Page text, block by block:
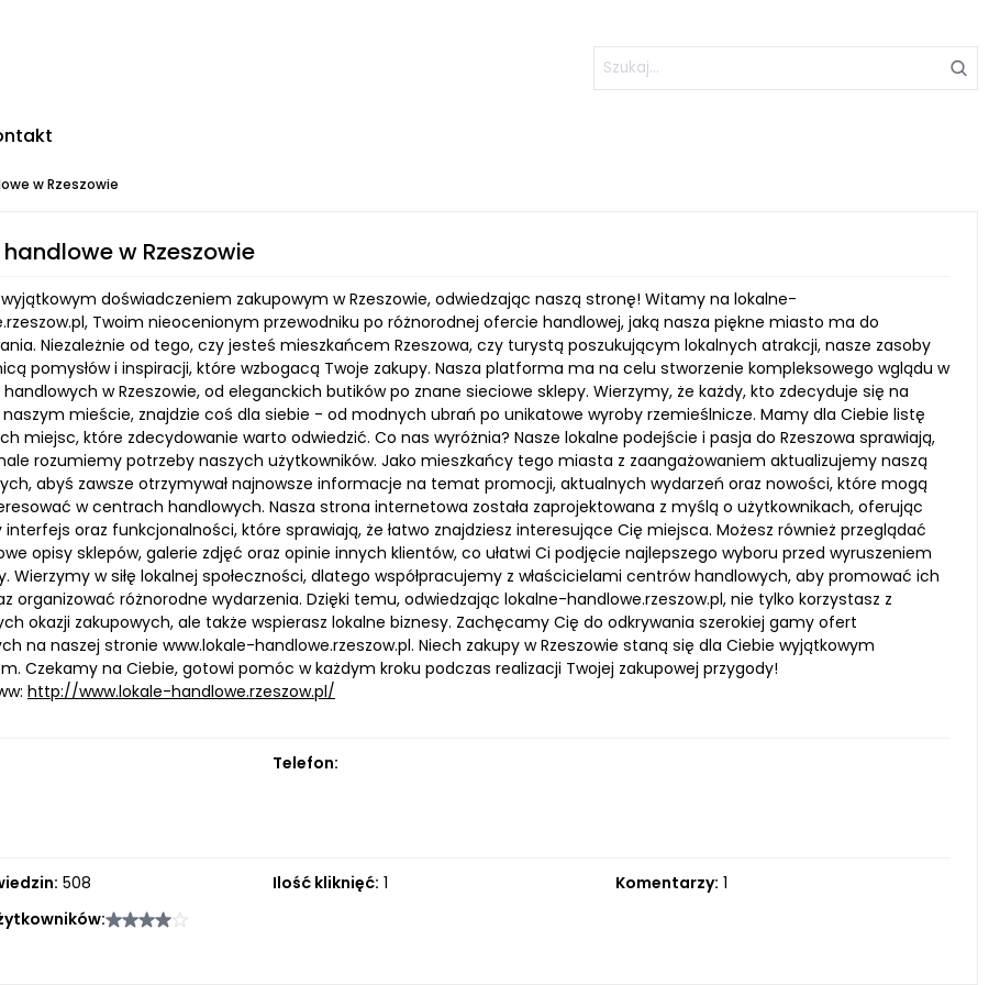
w Rzeszowie
w Rzeszowie
doświadczeniem zakupowym w Rzeszowie, odwiedzając naszą stronę! Witamy na lokalne-
Twoim nieocenionym przewodniku po różnorodnej ofercie handlowej, jaką nasza piękne miasto ma do
Niezależnie od tego, czy jesteś mieszkańcem Rzeszowa, czy turystą poszukującym lokalnych atrakcji, nasze zasoby
pomysłów i inspiracji, które wzbogacą Twoje zakupy. Nasza platforma ma na celu stworzenie kompleksowego wglądu w
w Rzeszowie, od eleganckich butików po znane sieciowe sklepy. Wierzymy, że każdy, kto zdecyduje się na
naszym mieście, znajdzie coś dla siebie - od modnych ubrań po unikatowe wyroby rzemieślnicze. Mamy dla Ciebie listę
miejsc, które zdecydowanie warto odwiedzić. Co nas wyróżnia? Nasze lokalne podejście i pasja do Rzeszowa sprawiają,
rozumiemy potrzeby naszych użytkowników. Jako mieszkańcy tego miasta z zaangażowaniem aktualizujemy naszą
abyś zawsze otrzymywał najnowsze informacje na temat promocji, aktualnych wydarzeń oraz nowości, które mogą
w centrach handlowych. Nasza strona internetowa została zaprojektowana z myślą o użytkownikach, oferując
oraz funkcjonalności, które sprawiają, że łatwo znajdziesz interesujące Cię miejsca. Możesz również przeglądać
opisy sklepów, galerie zdjęć oraz opinie innych klientów, co ułatwi Ci podjęcie najlepszego wyboru przed wyruszeniem
Wierzymy w siłę lokalnej społeczności, dlatego współpracujemy z właścicielami centrów handlowych, aby promować ich
organizować różnorodne wydarzenia. Dzięki temu, odwiedzając lokalne-handlowe.rzeszow.pl, nie tylko korzystasz z
okazji zakupowych, ale także wspierasz lokalne biznesy. Zachęcamy Cię do odkrywania szerokiej gamy ofert
na naszej stronie www.lokale-handlowe.rzeszow.pl. Niech zakupy w Rzeszowie staną się dla Ciebie wyjątkowym
Czekamy na Ciebie, gotowi pomóc w każdym kroku podczas realizacji Twojej zakupowej przygody!
http://www.lokale-handlowe.rzeszow.pl/
Telefon:
508 Ilość kliknięć: 1 Komentarzy: 1